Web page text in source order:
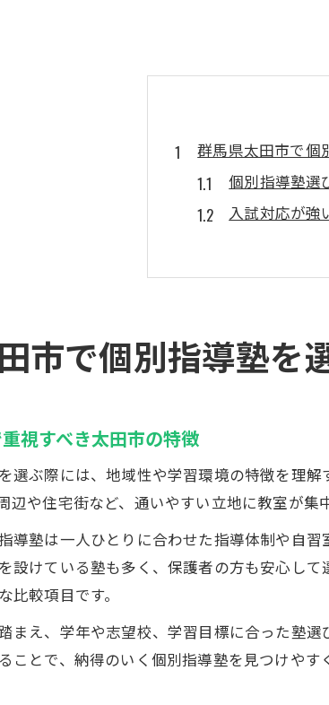
群馬県太田市で個
個別指導塾選
入試対応が強
太田市で安
小学生・中学
入試対応型個別指
個別指導塾な
個別指導塾
入試対応型個
太田市の個別指
個別指導塾で
個別指導塾が
太田市の個別
市で個別指導塾を
視すべき太田市の特徴
選ぶ際には、地域性や学習環境の特徴を理
辺や住宅街など、通いやすい立地に教室が集
導塾は一人ひとりに合わせた指導体制や自
設けている塾も多く、保護者の方も安心し
比較項目です。
まえ、学年や志望校、学習目標に合った塾
ことで、納得のいく個別指導塾を見つけやす